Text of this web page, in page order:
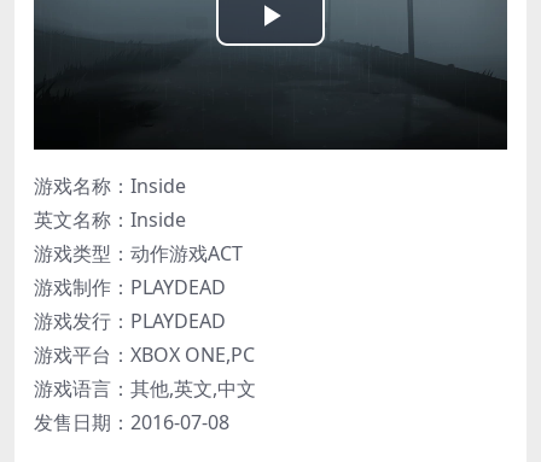
Play
游戏名称：Inside
英文名称：Inside
游戏类型：动作游戏ACT
游戏制作：PLAYDEAD
游戏发行：PLAYDEAD
游戏平台：XBOX ONE,PC
游戏语言：其他,英文,中文
发售日期：2016-07-08